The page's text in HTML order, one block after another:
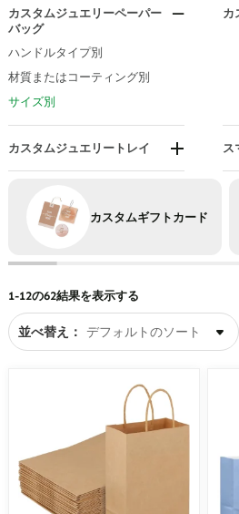
パーソナライズされたギフトタ
グ
ハ
引き出しオーガナイザー
吊り下げ式ジュエリーオーガナ
カスタムジュエリーペーパー
バッグ
ハンドルタイプ別
材質またはコーティング別
サイズ別
カ
カスタムジュエリートレイ
コンパートメントジュエリート
引き出し用ジュエリートレイ
ショーケースジュエリートレイ
ベルベットジュエリートレイ
ス
エ
カスタムギフトカード
1-12の62結果を表示する
並べ替え：